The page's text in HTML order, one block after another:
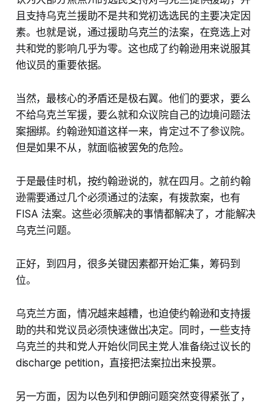
且支持乌克兰援助不是共和党初选选民的主要决定因
素。也就是说，通过援助乌克兰的法案，在竞选上对
共和党的影响几乎为零。这也成了约翰逊用来说服其
他议员的重要依据。
当然，最核心的矛盾还是极右翼。他们的要求，要么
不给乌克兰军援，要么就和众议院自己的边境问题法
案捆绑。约翰逊知道这样一来，肯定过不了参议院。
但是如果不从，就面临被罢免的危险。
于是最佳时机，按约翰逊说的，就在四月。之前约翰
逊需要通过几个必须通过的法案，有拨款案，也有
FISA 法案。这些必须解决的事情都解决了，才能解决
乌克兰问题。
正好，到四月，很多关键因素都开始汇集，筹码到
位。
乌克兰方面，情况越来越糟，也迫使约翰逊和支持援
助的共和党议员必须快速做出决定。同时，一些支持
乌克兰的共和党人开始伙同民主党人准备绕过议长的
discharge petition，直接把法案拉出来投票。
另一方面，因为以色列和伊朗问题突然变得紧张了，